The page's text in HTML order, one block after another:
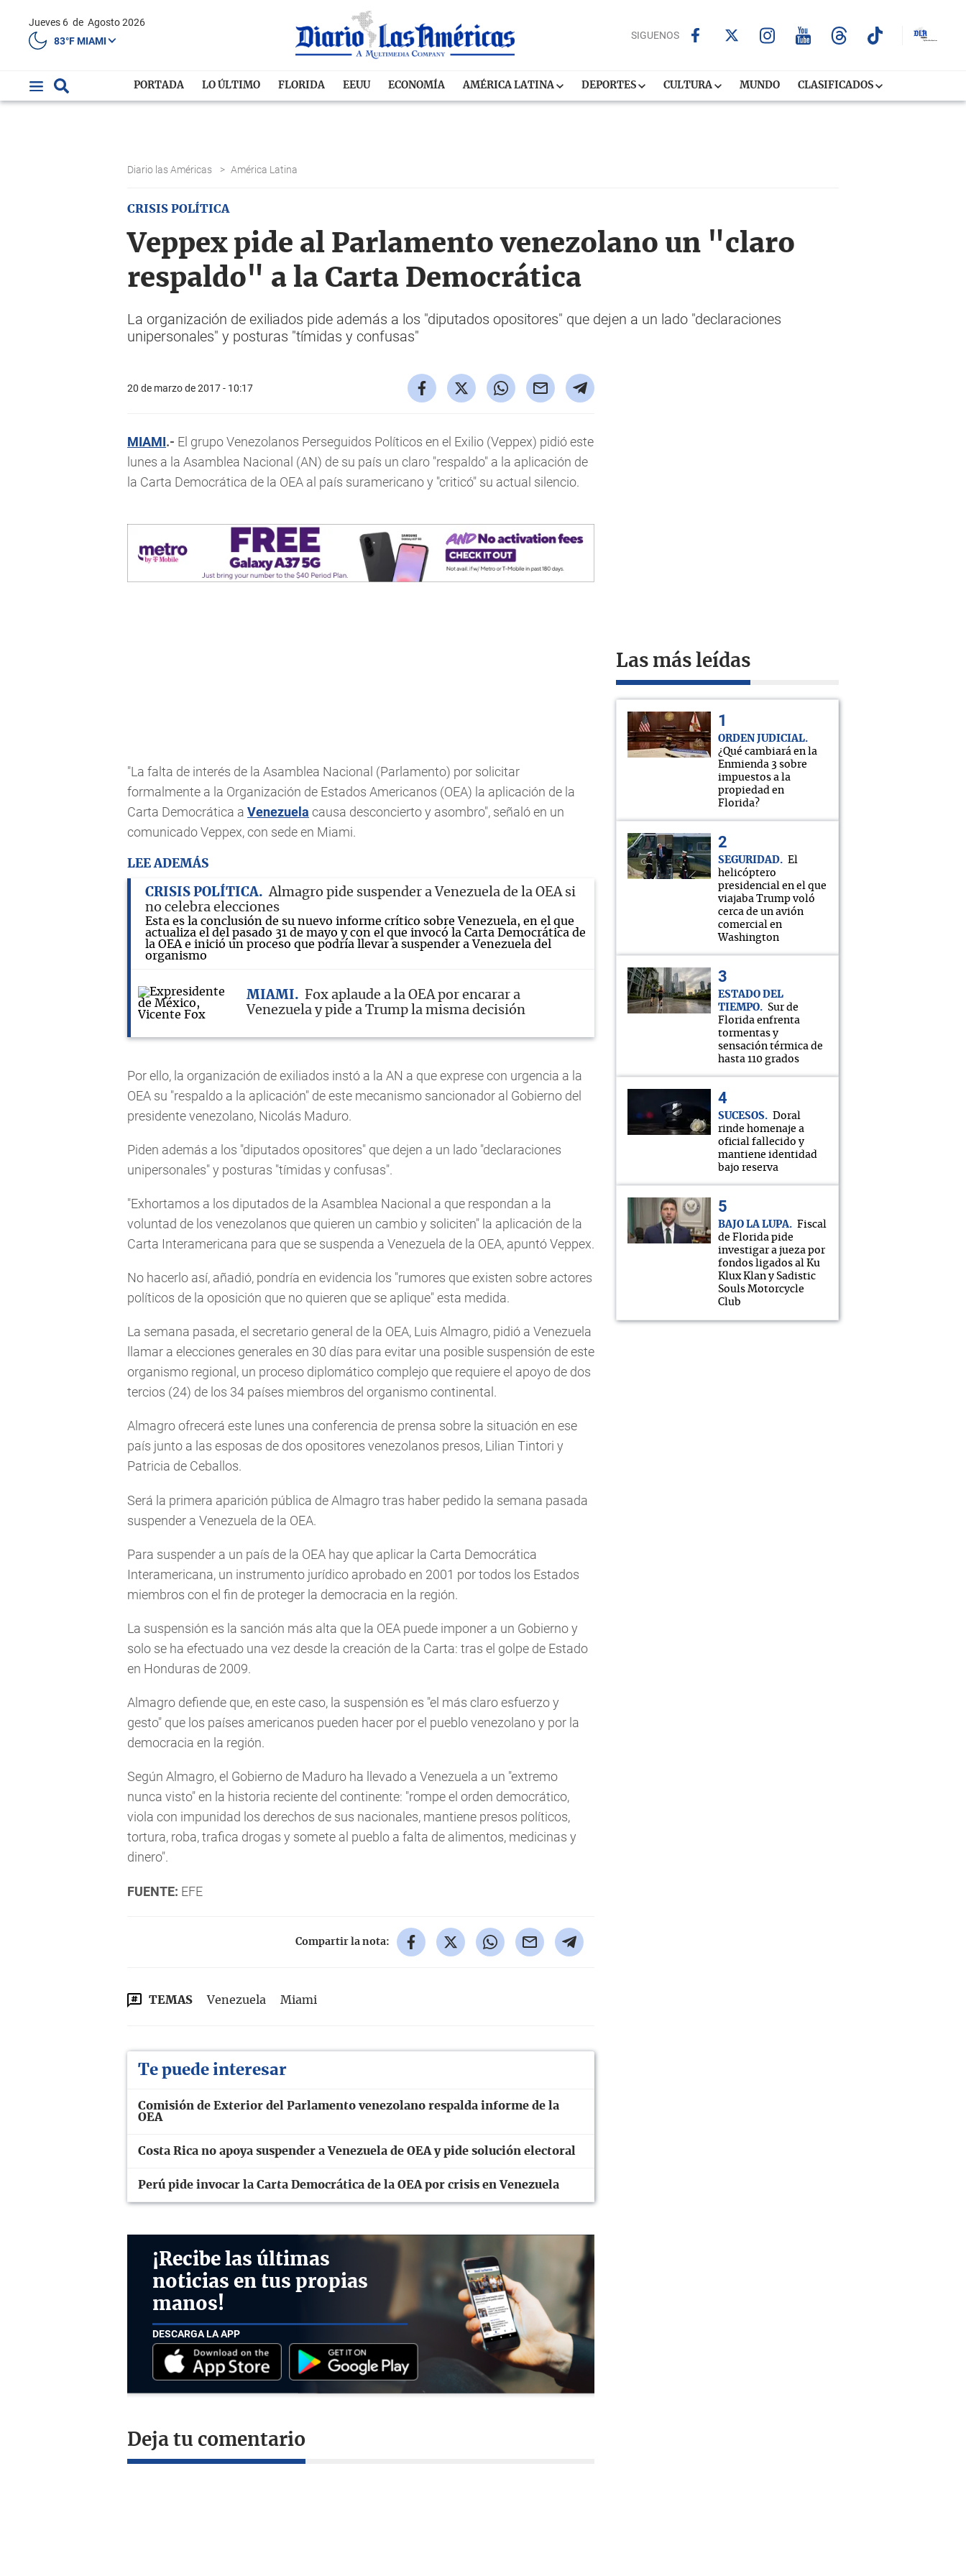
Jueves 6 de Agosto 2026
83°F MIAMI
SIGUENOS
PORTADA LO ÚLTIMO FLORIDA EEUU ECONOMÍA AMÉRICA LATINA DEPORTES CULTURA MUNDO CLASIFICADOS
Diario las Américas > América Latina
CRISIS POLÍTICA
Veppex pide al Parlamento venezolano un "claro
respaldo" a la Carta Democrática
La organización de exiliados pide además a los "diputados opositores" que dejen a un lado "declaraciones
unipersonales" y posturas "tímidas y confusas"
20 de marzo de 2017 - 10:17
MIAMI.- El grupo Venezolanos Perseguidos Políticos en el Exilio (Veppex) pidió este
lunes a la Asamblea Nacional (AN) de su país un claro "respaldo" a la aplicación de
la Carta Democrática de la OEA al país suramericano y "criticó" su actual silencio.
"La falta de interés de la Asamblea Nacional (Parlamento) por solicitar
formalmente a la Organización de Estados Americanos (OEA) la aplicación de la
Carta Democrática a Venezuela causa desconcierto y asombro", señaló en un
comunicado Veppex, con sede en Miami.
LEE ADEMÁS
CRISIS POLÍTICA
Almagro pide suspender a Venezuela de la OEA si
no celebra elecciones
Esta es la conclusión de su nuevo informe crítico sobre Venezuela, en el que
actualiza el del pasado 31 de mayo y con el que invocó la Carta Democrática de
la OEA e inició un proceso que podría llevar a suspender a Venezuela del
organismo
MIAMI
Fox aplaude a la OEA por encarar a
Venezuela y pide a Trump la misma decisión
Por ello, la organización de exiliados instó a la AN a que exprese con urgencia a la
OEA su "respaldo a la aplicación" de este mecanismo sancionador al Gobierno del
presidente venezolano, Nicolás Maduro.
Piden además a los "diputados opositores" que dejen a un lado "declaraciones
unipersonales" y posturas "tímidas y confusas".
"Exhortamos a los diputados de la Asamblea Nacional a que respondan a la
voluntad de los venezolanos que quieren un cambio y soliciten" la aplicación de la
Carta Interamericana para que se suspenda a Venezuela de la OEA, apuntó Veppex.
No hacerlo así, añadió, pondría en evidencia los "rumores que existen sobre actores
políticos de la oposición que no quieren que se aplique" esta medida.
La semana pasada, el secretario general de la OEA, Luis Almagro, pidió a Venezuela
llamar a elecciones generales en 30 días para evitar una posible suspensión de este
organismo regional, un proceso diplomático complejo que requiere el apoyo de dos
tercios (24) de los 34 países miembros del organismo continental.
Almagro ofrecerá este lunes una conferencia de prensa sobre la situación en ese
país junto a las esposas de dos opositores venezolanos presos, Lilian Tintori y
Patricia de Ceballos.
Será la primera aparición pública de Almagro tras haber pedido la semana pasada
suspender a Venezuela de la OEA.
Para suspender a un país de la OEA hay que aplicar la Carta Democrática
Interamericana, un instrumento jurídico aprobado en 2001 por todos los Estados
miembros con el fin de proteger la democracia en la región.
La suspensión es la sanción más alta que la OEA puede imponer a un Gobierno y
solo se ha efectuado una vez desde la creación de la Carta: tras el golpe de Estado
en Honduras de 2009.
Almagro defiende que, en este caso, la suspensión es "el más claro esfuerzo y
gesto" que los países americanos pueden hacer por el pueblo venezolano y por la
democracia en la región.
Según Almagro, el Gobierno de Maduro ha llevado a Venezuela a un "extremo
nunca visto" en la historia reciente del continente: "rompe el orden democrático,
viola con impunidad los derechos de sus nacionales, mantiene presos políticos,
tortura, roba, trafica drogas y somete al pueblo a falta de alimentos, medicinas y
dinero".
FUENTE: EFE
Compartir la nota:
TEMAS Venezuela Miami
Te puede interesar
Comisión de Exterior del Parlamento venezolano respalda informe de la
OEA
Costa Rica no apoya suspender a Venezuela de OEA y pide solución electoral
Perú pide invocar la Carta Democrática de la OEA por crisis en Venezuela
¡Recibe las últimas
noticias en tus propias
manos!
DESCARGA LA APP
Deja tu comentario
Las más leídas
ORDEN JUDICIAL
¿Qué cambiará en la
Enmienda 3 sobre
impuestos a la
propiedad en
Florida?
SEGURIDAD
El
helicóptero
presidencial en el que
viajaba Trump voló
cerca de un avión
comercial en
Washington
ESTADO DEL
TIEMPO
Sur de
Florida enfrenta
tormentas y
sensación térmica de
hasta 110 grados
SUCESOS
Doral
rinde homenaje a
oficial fallecido y
mantiene identidad
bajo reserva
BAJO LA LUPA
Fiscal
de Florida pide
investigar a jueza por
fondos ligados al Ku
Klux Klan y Sadistic
Souls Motorcycle
Club